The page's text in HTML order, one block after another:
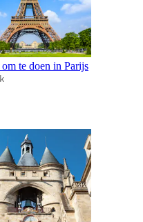
te doen in Parijs